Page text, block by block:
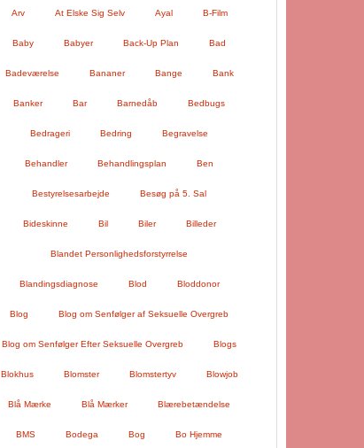
Arv At Elske Sig Selv Ayal B-Film
Baby Babyer Back-Up Plan Bad
Badeværelse Bananer Bange Bank
Banker Bar Barnedåb Bedbugs
Bedrageri Bedring Begravelse
Behandler Behandlingsplan Ben
Bestyrelsesarbejde Besøg på 5. Sal
Bideskinne Bil Biler Billeder
Blandet Personlighedsforstyrrelse
Blandingsdiagnose Blod Bloddonor
Blog Blog om Senfølger af Seksuelle Overgreb
Blog om Senfølger Efter Seksuelle Overgreb Blogs
Blokhus Blomster Blomstertyv Blowjob
Blå Mærke Blå Mærker Blærebetændelse
BMS Bodega Bog Bo Hjemme